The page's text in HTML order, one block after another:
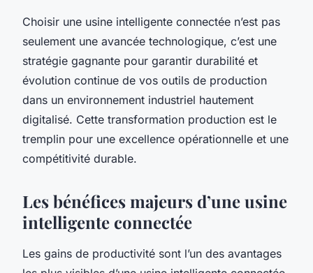
Choisir une usine intelligente connectée n’est pas
seulement une avancée technologique, c’est une
stratégie gagnante pour garantir durabilité et
évolution continue de vos outils de production
dans un environnement industriel hautement
digitalisé. Cette transformation production est le
tremplin pour une excellence opérationnelle et une
compétitivité durable.
Les bénéfices majeurs d’une usine
intelligente connectée
Les gains de productivité sont l’un des avantages